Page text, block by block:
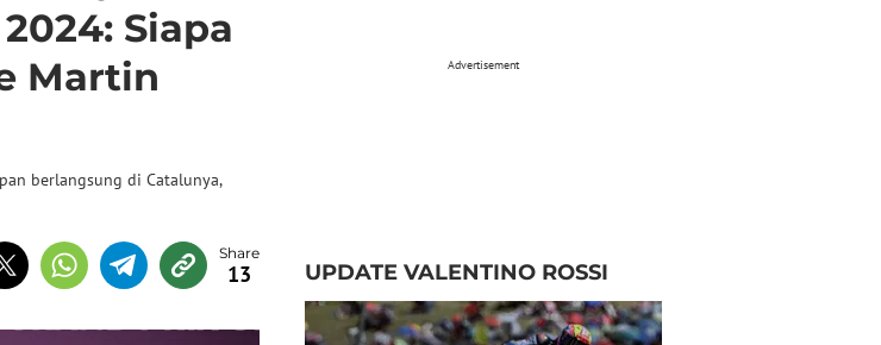
Siapa
Martin
berlangsung di Catalunya,
13
Advertisement
UPDATE VALENTINO ROSSI